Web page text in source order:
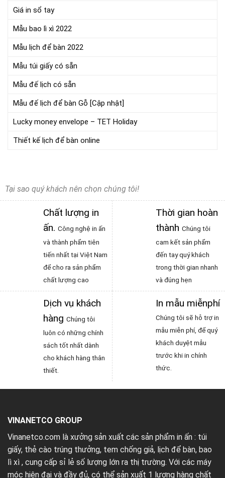
Giá in sổ tay
Mẫu bao lì xì 2022
Mẫu lịch để bàn 2022
Mẫu túi giấy có sẵn
Mẫu đế lịch có sẵn
Mẫu đế lịch để bàn Gỗ [Cập nhật]
Lucky money envelope – TET Holiday
Thiết kế lịch để bàn online
Tại sao quý khách nên chọn chúng tôi!
Chất lượng in
ấn. Công nghệ in ấn
và thành phẩm tiên
tiến nhất tại Việt Nam
để cho ra sản phẩm
chất lượng cao
Thời gian hoàn
thành Chúng tôi
cam kết sản phẩm
đến tay quý khách
trong thời gian nhanh
và đúng hẹn
Dịch vụ khách
hàng Chúng tôi
luôn có những chính
sách tốt nhất dành
cho khách hàng thân
thiết.
In mẫu miễnphí
Chúng tôi sẽ hỗ trợ in
mẫu miễn phí, để quý
khách duyệt mẫu
trước khi in chính
thức.
VINANETCO GROUP
Vinanetco.com là xưởng sản xuất các sản phẩm in ấn : túi
giấy, thẻ cào trúng thưởng, tem chống giả, lịch để bàn, bao
lì xì , cung cấp sỉ lẻ số lượng lớn ra thị trường. Với các máy
móc hiện đại và đầy đủ, có thể sản xuất 1 lượng hàng chất